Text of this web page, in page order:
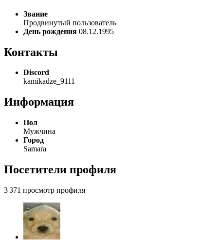
Звание
Продвинутый пользователь
День рождения 08.12.1995
Контакты
Discord
kamikadze_9111
Информация
Пол
Мужчина
Город
Samara
Посетители профиля
3 371 просмотр профиля